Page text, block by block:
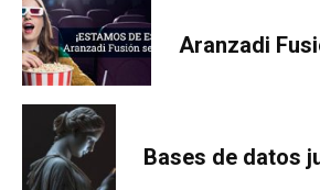
Aranzadi
Bases de datos